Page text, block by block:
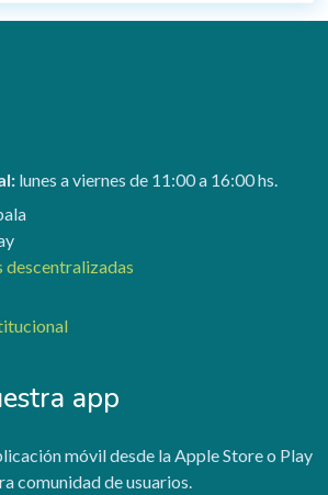
lunes a viernes de 11:00 a 16:00 hs.
descentralizadas
app
móvil desde la Apple Store o Play
comunidad de usuarios.